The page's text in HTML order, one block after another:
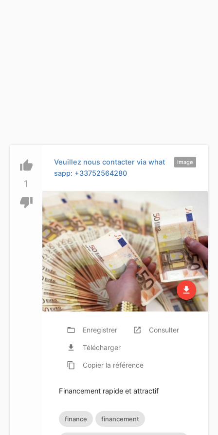
thumb_up
1
thumb_down
image
Veuillez nous contacter via what
sapp: +33752564280
file_download
folder_open Enregistrer launch Consulter
file_download Télécharger
content_copy Copier la référence
Financement rapide et attractif
finance financement